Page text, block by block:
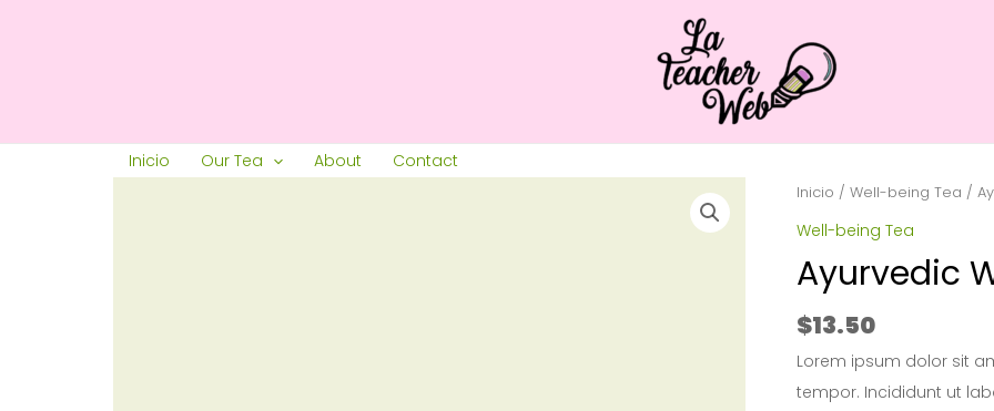
Inicio Our Tea About Contact
Inicio / Well-being Tea /
Well-being Tea
Ayurvedic
$13.50
Lorem ipsum dolor sit
tempor. Incididunt ut